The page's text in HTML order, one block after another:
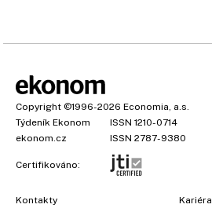
Copyright ©1996-2026 Economia, a.s.
Týdeník Ekonom
ISSN 1210-0714
ekonom.cz
ISSN 2787-9380
Certifikováno:
Kontakty Kariéra